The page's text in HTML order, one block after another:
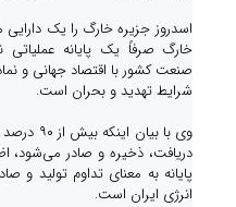
اسدروز جزیره خارگ را یک
خارگ صرفاً یک پایانه عملیاتی
صنعت کشور با اقتصاد جهانی و
شرایط تهدید و بحران است.
وی با
دریافت، ذخیره و صادر می‌شود،
پایانه به معنای تداوم تولید و
انرژی ایران است.